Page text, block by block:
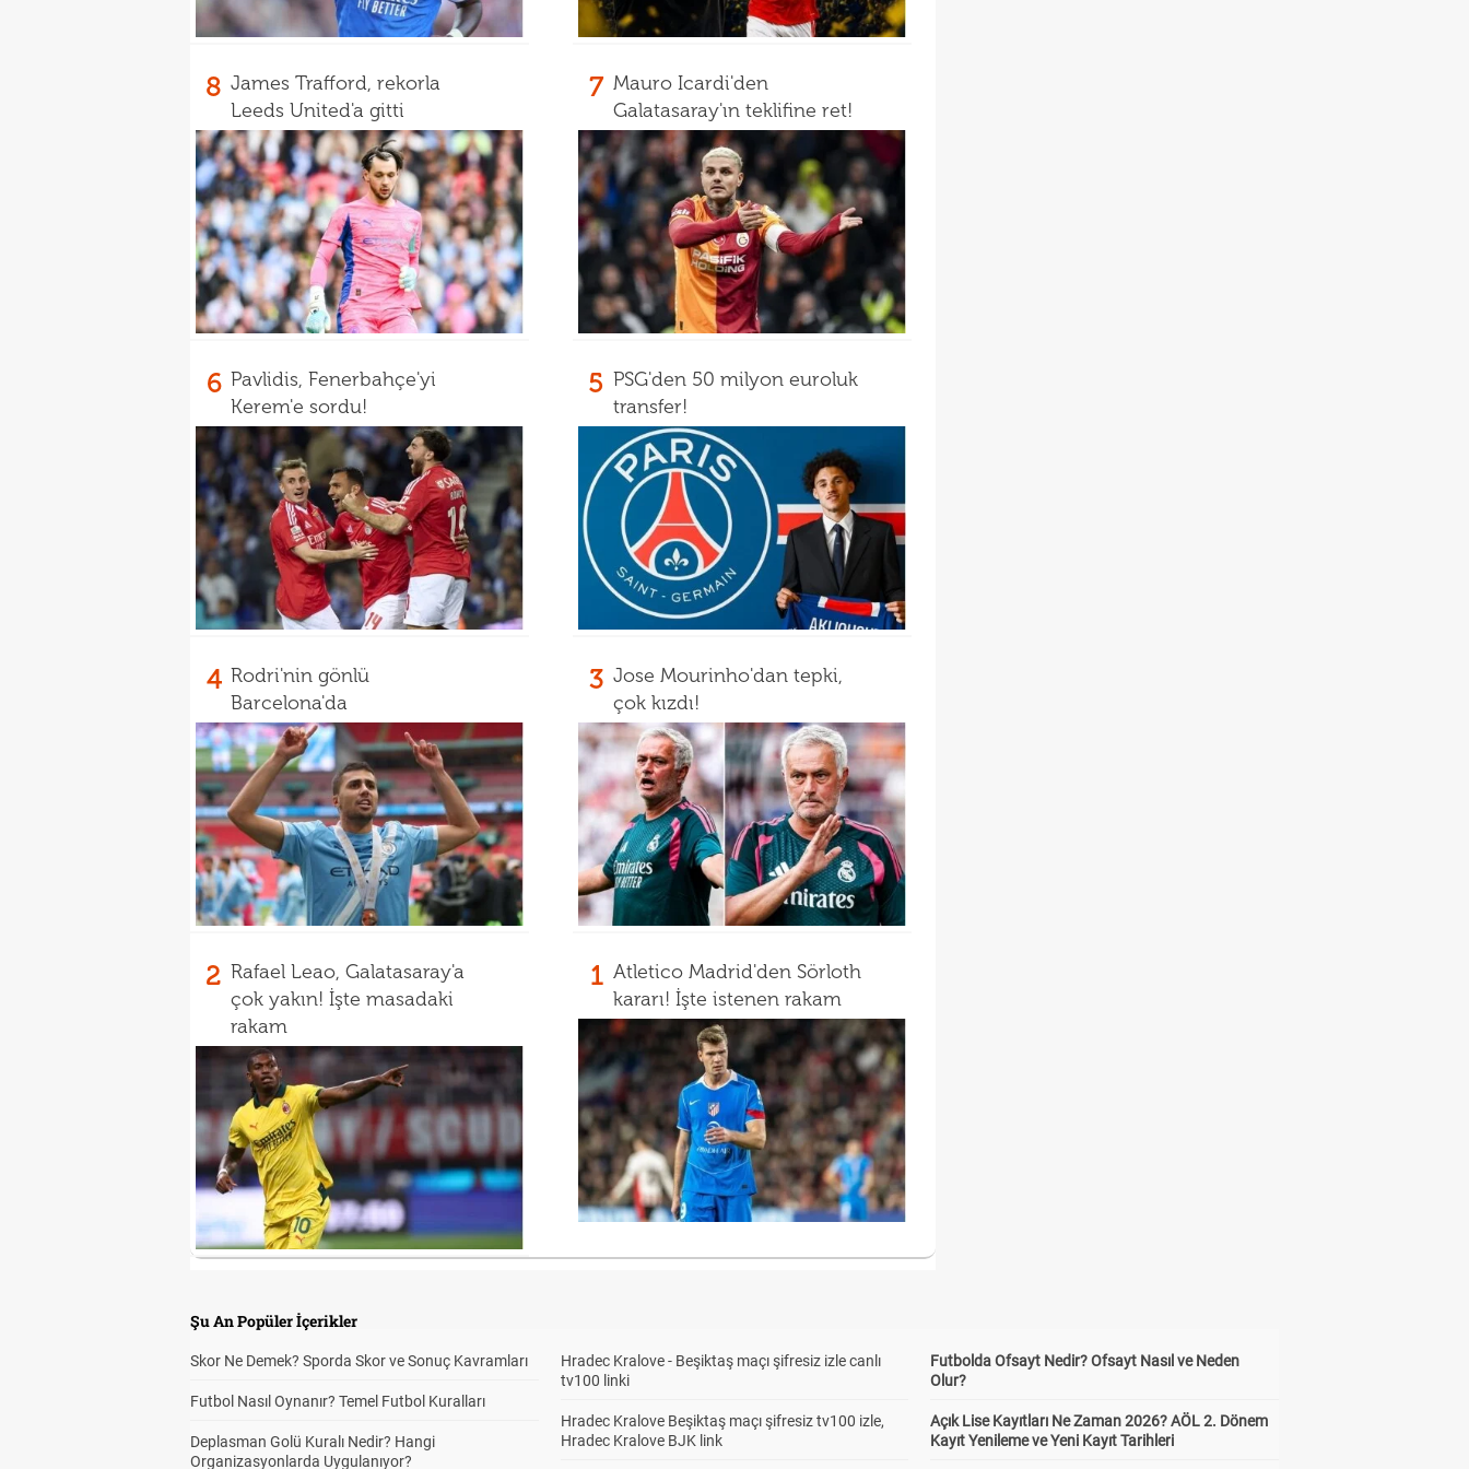
8 James Trafford, rekorla
Leeds United'a gitti
7 Mauro Icardi'den
Galatasaray'ın teklifine ret!
6 Pavlidis, Fenerbahçe'yi
Kerem'e sordu!
5 PSG'den 50 milyon euroluk
transfer!
4 Rodri'nin gönlü
Barcelona'da
3 Jose Mourinho'dan tepki,
çok kızdı!
2 Rafael Leao, Galatasaray'a
çok yakın! İşte masadaki
rakam
1 Atletico Madrid'den Sörloth
kararı! İşte istenen rakam
Şu An Popüler İçerikler
Skor Ne Demek? Sporda Skor ve Sonuç Kavramları
Futbol Nasıl Oynanır? Temel Futbol Kuralları
Deplasman Golü Kuralı Nedir? Hangi
Organizasyonlarda Uygulanıyor?
Hradec Kralove - Beşiktaş maçı şifresiz izle canlı
tv100 linki
Hradec Kralove Beşiktaş maçı şifresiz tv100 izle,
Hradec Kralove BJK link
Futbolda Ofsayt Nedir? Ofsayt Nasıl ve Neden
Olur?
Açık Lise Kayıtları Ne Zaman 2026? AÖL 2. Dönem
Kayıt Yenileme ve Yeni Kayıt Tarihleri